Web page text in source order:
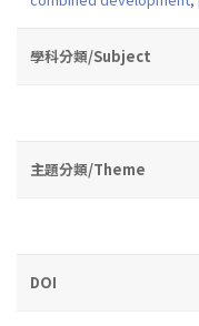
學科分類/Subject
主題分類/Theme
DOI